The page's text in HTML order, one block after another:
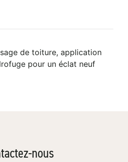
de toiture, application
pour un éclat neuf
nous